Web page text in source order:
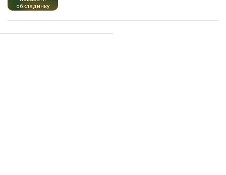
обкладинку